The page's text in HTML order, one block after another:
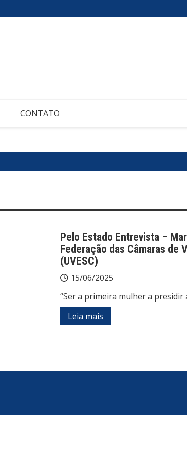
CONTATO
Pelo Estado Entrevista –
Federação das Câmaras de
(UVESC)
15/06/2025
“Ser a primeira mulher a presidir
Leia mais